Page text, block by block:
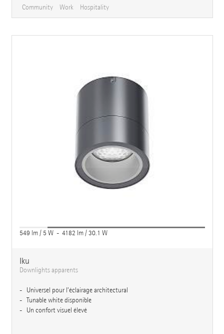
Community Work Hospitality
549 lm / 5 W - 4182 lm / 30.1 W
Iku
Downlights apparents
Universel pour l’éclairage architectural
Tunable white disponible
Un confort visuel élevé